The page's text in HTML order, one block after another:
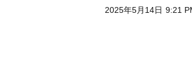
2025年5月14日 9:21